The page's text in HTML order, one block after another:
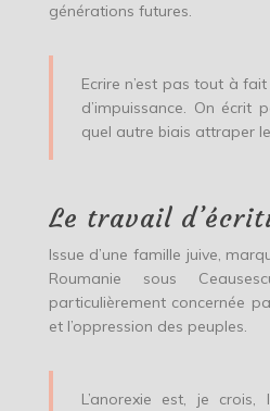
générations futures.
Ecrire n’est pas tout à
d’impuissance. On écrit
quel autre biais attraper
Le travail
Issue d’une famille juive,
Roumanie sous
particulièrement concernée
et l’oppression des peuples.
L’anorexie est, je